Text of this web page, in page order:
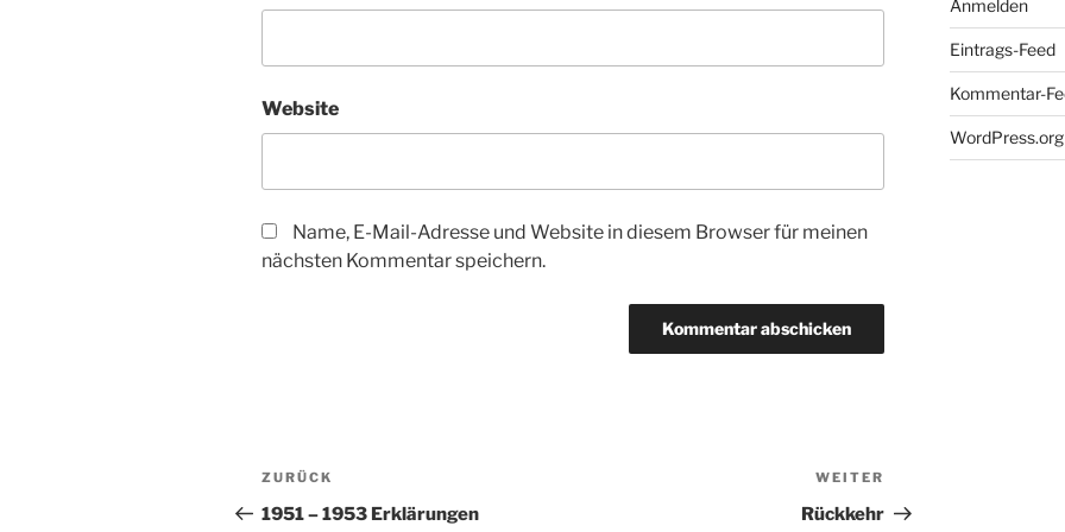
Website
Name, E-Mail-Adresse und Website in diesem Browser für meinen
nächsten Kommentar speichern.
Beitragsnavigation
Vorheriger
Beitrag
ZURÜCK
1951 – 1953 Erklärungen
Beitrag
WEITER
Rückkehr
Anmelden
Eintrags-Feed
Kommentar-
WordPress.org